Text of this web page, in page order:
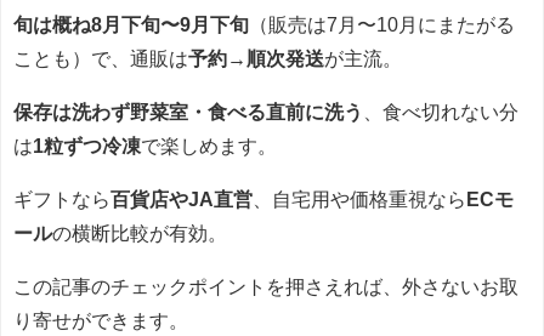
旬は概ね8月下旬〜9月下旬 （販売は7月〜10月にまたがる
ことも）で、通販は予約→順次発送が主流。
保存は洗わず野菜室・食べる直前に洗う
、食べ切れない分
は1粒ずつ冷凍で楽しめます。
ギフトなら百貨店やJA直営 、自宅用や価格重視ならECモ
ールの横断比較が有効。
この記事のチェックポイントを押さえれば、外さないお取
り寄せができます。